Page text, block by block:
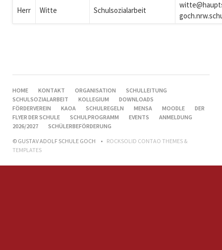
Herr Witte Schulsozialarbeit
NAVIGATION
ÜBERSPRINGEN
HOME KONTAKT ORGANISATION
SCHULLEITUNG
SCHULSOZIALARBEIT
KOLLEGIUM
DOWNLOADS
FÖRDERVEREIN
KAOA SCHULREGELN MENSA MOODLE
DER
FLYER DER SCHULE
SCHULPROGRAMM EVENTS
ANMELDUNG
2026/2027
SCHÜLERBEFÖRDERUNG
© GUSTAV ADOLF SCHULE GOCH
ROCKSOLID CONTAO THEMES &
TEMPLATES